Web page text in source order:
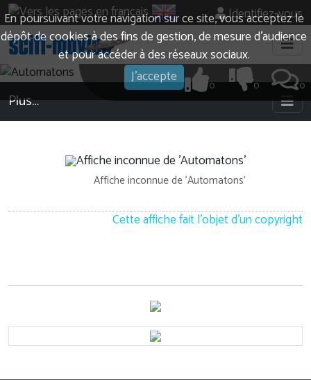
En poursuivant votre navigation sur ce site, vous acceptez le
dépôt de cookies à des fins de gestion, de mesure d’audience
et pour accéder à des réseaux sociaux.
J'accepte
Identifiez-vous
0
0
0
Plus…
Affiche inconnue de 'Automatons'
Cette affiche fait l'objet d'un copyright